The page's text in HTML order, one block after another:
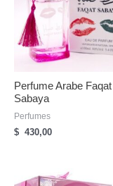
Perfume Arabe Faqat
Sabaya
Perfumes
$ 430,00